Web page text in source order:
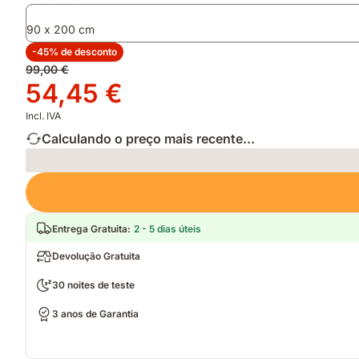
e
de
qualquer
imprevisto
90 x 200 cm
-45% de desconto
Preço
original
99,00 €
99,00 €
Preço
54,45 €
54,45 €
Incl. IVA
Calculando o preço mais recente...
Loading
Entrega Gratuita: 2 - 5 dias úteis
Devolução Gratuita
30 noites de teste
3 anos de Garantia